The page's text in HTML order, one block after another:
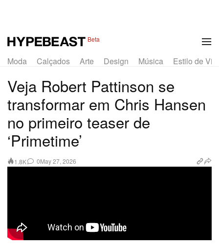
Beta
Moda Calçados Arte Design Música Estilo de
Veja Robert Pattinson se
transformar em Chris Hansen
no primeiro teaser de
‘Primetime’
1.8K 0May 27, 2026